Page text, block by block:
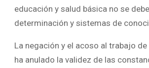
educación y salud básica no se
determinación y sistemas de
La negación y el acoso al trabajo
ha anulado la validez de las